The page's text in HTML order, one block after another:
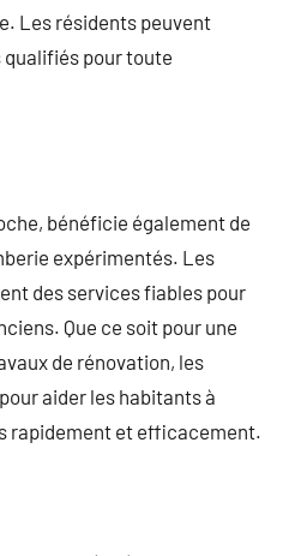
Les résidents peuvent
pour toute
bénéficie également de
expérimentés. Les
des services fiables pour
Que ce soit pour une
de rénovation, les
aider les habitants à
rapidement et efficacement.